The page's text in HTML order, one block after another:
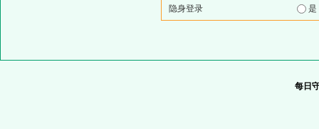
隐身登录
每日